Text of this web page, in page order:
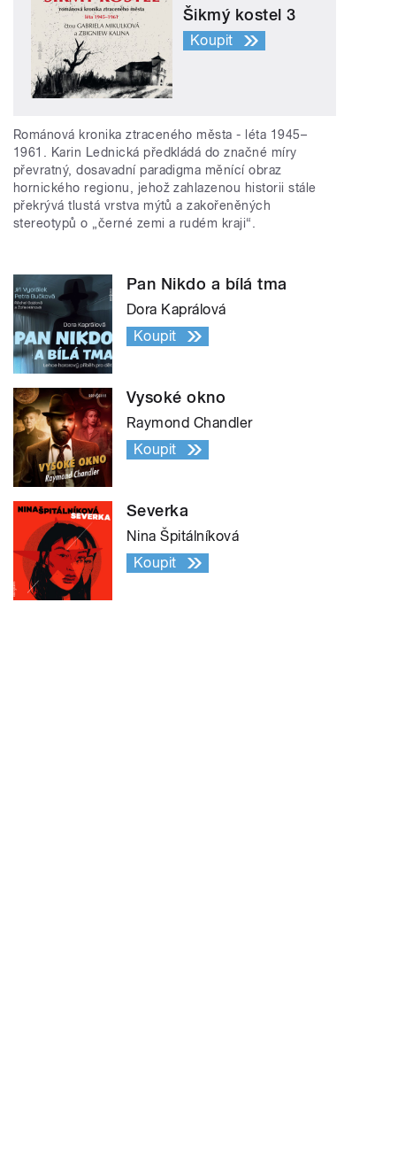
Šikmý kostel 3
Koupit
Románová kronika ztraceného města - léta 1945–
1961. Karin Lednická předkládá do značné míry
převratný, dosavadní paradigma měnící obraz
hornického regionu, jehož zahlazenou historii stále
překrývá tlustá vrstva mýtů a zakořeněných
stereotypů o „černé zemi a rudém kraji“.
Pan Nikdo a bílá tma
Dora Kaprálová
Koupit
Vysoké okno
Raymond Chandler
Koupit
Severka
Nina Špitálníková
Koupit